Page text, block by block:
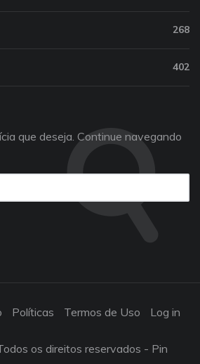
268
402
que deseja. Continue navegando
Políticas Termos de Uso Log in
os direitos reservados - Pin